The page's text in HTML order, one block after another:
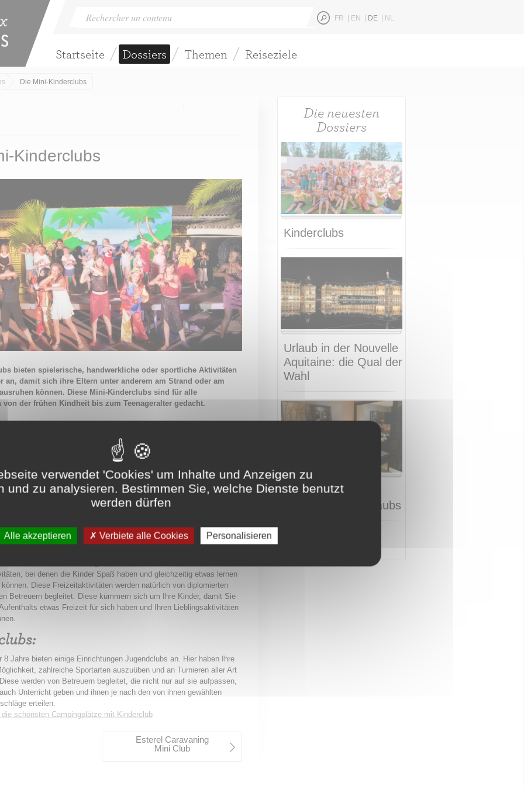
FR EN DE NL
Startseite Dossiers Themen Reiseziele
Die Mini-Kinderclubs
Kinderclubs
bieten spielerische, handwerkliche oder sportliche Aktivitäten
an, damit sich ihre Eltern unter anderem am Strand oder am
können. Diese Mini-Kinderclubs sind für alle
von der frühen Kindheit bis zum Teenageralter gedacht.
Kinder-Clubs (für Kinder von 3 bis 8 Jahren) und Teenager-
verfügen über Kinderkrippen, die als „Babyclubs” bezeichnet
Kindertagesstätten für Kleinkinder unter 3 Jahren bieten Spiele zur
bei denen die Kinder Spaß haben und gleichzeitig etwas lernen
Diese Freizeitaktivitäten werden natürlich von diplomierten
Betreuern begleitet. Diese kümmern sich um Ihre Kinder, damit Sie
etwas Freizeit für sich haben und Ihren Lieblingsaktivitäten
8 Jahre bieten einige Einrichtungen Jugendclubs an. Hier haben Ihre
zahlreiche Sportarten auszuüben und an Turnieren aller Art
werden von Betreuern begleitet, die nicht nur auf sie aufpassen,
Unterricht geben und ihnen je nach den von ihnen gewählten
erteilen.
schönsten Campingplätze mit Kinderclub
Esterel Caravaning
Mini Club
Die neuesten
Dossiers
Kinderclubs
Urlaub in der Nouvelle
Aquitaine: die Qual der
Wahl
SPA und Fitness
während Ihres Urlaubs
verwendet 'Cookies' um Inhalte und Anzeigen zu
und zu analysieren. Bestimmen Sie, welche Dienste benutzt
werden dürfen
Alle akzeptieren Verbiete alle Cookies Personalisieren